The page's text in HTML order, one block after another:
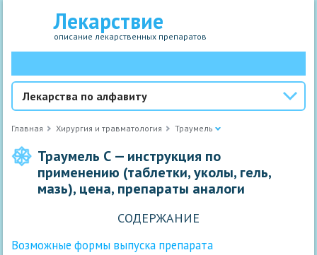
Лекарствие
описание лекарственных препаратов
Лекарства по алфавиту
Главная Хирургия и травматология Траумель
Траумель С — инструкция по
применению (таблетки, уколы, гель,
мазь), цена, препараты аналоги
СОДЕРЖАНИЕ
Возможные формы выпуска препарата